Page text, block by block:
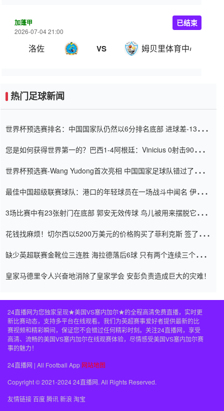
加蓬甲
2026-07-04 21:00
洛佐 VS 姆贝里体育中心
已结束
热门足球新闻
世界杯预选赛排名：中国国家队仍然以6分排名底部 进球差-13令人
您是如何获得世界第一的？巴西1-4阿根廷：Vinicius 0射击90分钟
世界杯预选赛-Wang Yudong首次亮相 中国国家足球队错过了世界
最佳中国超级联赛球队：港口的年轻球员在一场战斗中闻名 伊万放
3场比赛中有23张射门在底部 郭安无效传球 鸟儿被用来摆脱它
花钱找麻烦！切尔西以5200万美元的价格购买了菲利克斯 签了7年
缺少英超联赛金靴位三连胜 海拉德落后6球 只有两个连续三个连续
皇家马德里令人兴奋地消除了皇家学会 安彭负责造成巨大的灾难！
24直播网为您独家呈现★美国VS塞内加尔★的全程高清免费直播，实时更
新比赛动态，支持多平台在线观看。我们为英超赛事爱好者提供最新的比
赛视频和精彩瞬间，保证您不会错过任何精彩时刻。关注24直播网，享受
高清、流畅的美国VS塞内加尔在线观赛体验，尽情感受美国VS塞内加尔赛
事的魅力！
24直播网 | All Football App 网站地图
Copyright © 2021-2024 24直播网. All Rights Reserved.
友情链接百度腾讯新浪 淘宝